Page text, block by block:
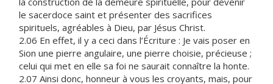
le sacerdoce saint et présenter des sacrifices
spirituels, agréables à Dieu, par Jésus Christ.
2.06 En effet, il y a ceci dans l’Écriture : Je vais poser en
Sion une pierre angulaire, une pierre choisie, précieuse ;
celui qui met en elle sa foi ne saurait connaître la honte.
2.07 Ainsi donc, honneur à vous les croyants, mais, pour